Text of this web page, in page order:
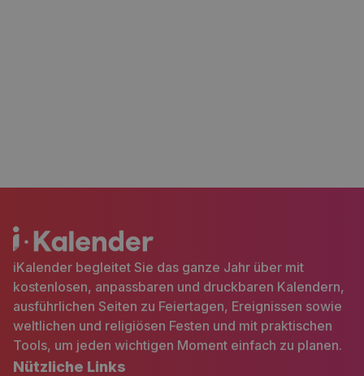
iKalender begleitet Sie das ganze Jahr über mit
kostenlosen, anpassbaren und druckbaren Kalendern,
ausführlichen Seiten zu Feiertagen, Ereignissen sowie
weltlichen und religiösen Festen und mit praktischen
Tools, um jeden wichtigen Moment einfach zu planen.
Nützliche Links